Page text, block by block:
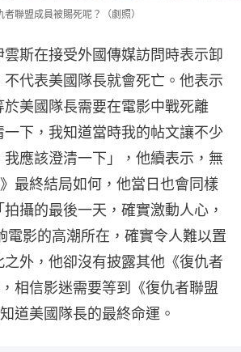
聯盟成員被賜死呢？（劇照）
斯在接受外國傳媒訪問時表示卸
代表美國隊長就會死亡。他表示
美國隊長需要在電影中戰死離
一下，我知道當時我的帖文讓不少
我應該澄清一下」，他續表示，無
最終結局如何，他當日也會同樣
攝的最後一天，確實激動人心，
電影的高潮所在，確實令人難以置
外，他卻沒有披露其他《復仇者
相信影迷需要等到《復仇者聯盟
道美國隊長的最終命運。